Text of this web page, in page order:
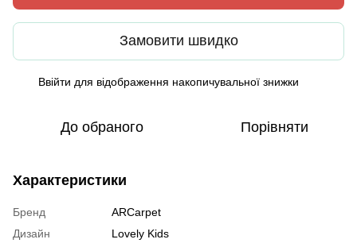
Замовити швидко
Ввійти для відображення накопичувальної знижки
До обраного Порівняти
Характеристики
Бренд
ARCarpet
Дизайн
Lovely Kids